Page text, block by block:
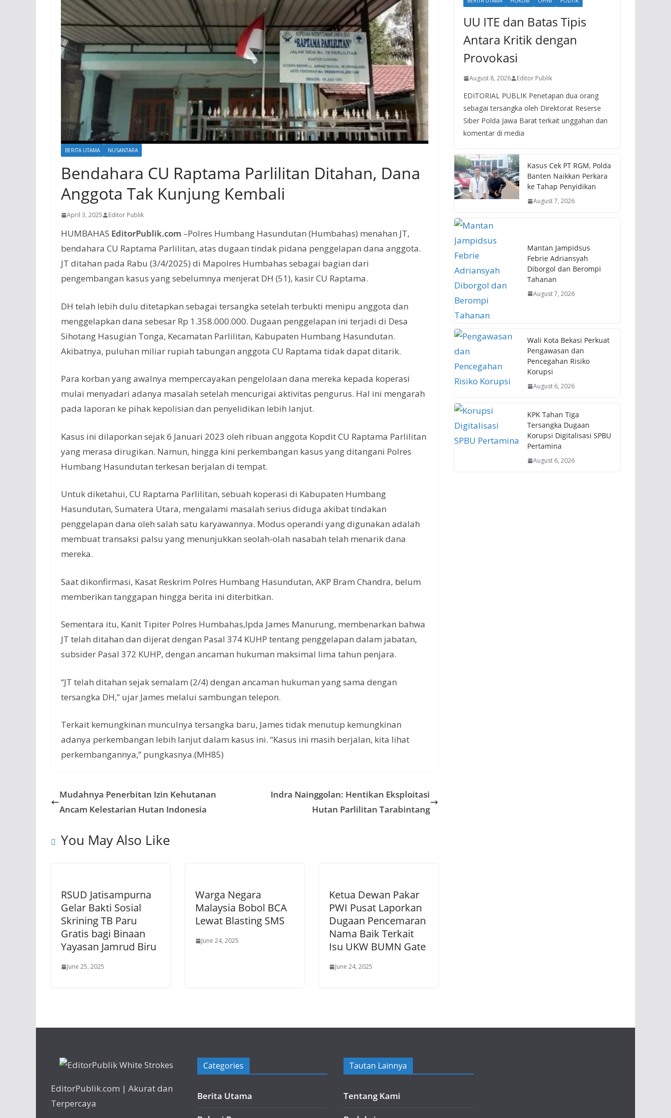
BERITA UTAMA NUSANTARA
Bendahara CU Raptama Parlilitan Ditahan, Dana
Anggota Tak Kunjung Kembali
April 3, 2025 Editor Publik
HUMBAHAS EditorPublik.com –Polres Humbang Hasundutan (Humbahas) menahan JT,
bendahara CU Raptama Parlilitan, atas dugaan tindak pidana penggelapan dana anggota.
JT ditahan pada Rabu (3/4/2025) di Mapolres Humbahas sebagai bagian dari
pengembangan kasus yang sebelumnya menjerat DH (51), kasir CU Raptama.
DH telah lebih dulu ditetapkan sebagai tersangka setelah terbukti menipu anggota dan
menggelapkan dana sebesar Rp 1.358.000.000. Dugaan penggelapan ini terjadi di Desa
Sihotang Hasugian Tonga, Kecamatan Parlilitan, Kabupaten Humbang Hasundutan.
Akibatnya, puluhan miliar rupiah tabungan anggota CU Raptama tidak dapat ditarik.
Para korban yang awalnya mempercayakan pengelolaan dana mereka kepada koperasi
mulai menyadari adanya masalah setelah mencurigai aktivitas pengurus. Hal ini mengarah
pada laporan ke pihak kepolisian dan penyelidikan lebih lanjut.
Kasus ini dilaporkan sejak 6 Januari 2023 oleh ribuan anggota Kopdit CU Raptama Parlilitan
yang merasa dirugikan. Namun, hingga kini perkembangan kasus yang ditangani Polres
Humbang Hasundutan terkesan berjalan di tempat.
Untuk diketahui, ​CU Raptama Parlilitan, sebuah koperasi di Kabupaten Humbang
Hasundutan, Sumatera Utara, mengalami masalah serius diduga akibat tindakan
penggelapan dana oleh salah satu karyawannya. Modus operandi yang digunakan adalah
membuat transaksi palsu yang menunjukkan seolah-olah nasabah telah menarik dana
mereka.
Saat dikonfirmasi, Kasat Reskrim Polres Humbang Hasundutan, AKP Bram Chandra, belum
memberikan tanggapan hingga berita ini diterbitkan.
Sementara itu, Kanit Tipiter Polres Humbahas,Ipda James Manurung, membenarkan bahwa
JT telah ditahan dan dijerat dengan Pasal 374 KUHP tentang penggelapan dalam jabatan,
subsider Pasal 372 KUHP, dengan ancaman hukuman maksimal lima tahun penjara.
“JT telah ditahan sejak semalam (2/4) dengan ancaman hukuman yang sama dengan
tersangka DH,” ujar James melalui sambungan telepon.
Terkait kemungkinan munculnya tersangka baru, James tidak menutup kemungkinan
adanya perkembangan lebih lanjut dalam kasus ini. “Kasus ini masih berjalan, kita lihat
perkembangannya,” pungkasnya.(MH85)
Mudahnya Penerbitan Izin Kehutanan
Ancam Kelestarian Hutan Indonesia
Indra Nainggolan: Hentikan Eksploitasi
Hutan Parlilitan Tarabintang
You May Also Like
RSUD Jatisampurna
Gelar Bakti Sosial
Skrining TB Paru
Gratis bagi Binaan
Yayasan Jamrud Biru
June 25, 2025
Warga Negara
Malaysia Bobol BCA
Lewat Blasting SMS
June 24, 2025
Ketua Dewan Pakar
PWI Pusat Laporkan
Dugaan Pencemaran
Nama Baik Terkait
Isu UKW BUMN Gate
June 24, 2025
UU ITE dan Batas Tipis
Antara Kritik dengan
Provokasi
August 8, 2026 Editor Publik
EDITORIAL PUBLIK Penetapan dua orang
sebagai tersangka oleh Direktorat Reserse
Siber Polda Jawa Barat terkait unggahan dan
komentar di media
Kasus Cek PT RGM, Polda
Banten Naikkan Perkara
ke Tahap Penyidikan
August 7, 2026
Mantan Jampidsus
Febrie Adriansyah
Diborgol dan Berompi
Tahanan
August 7, 2026
Wali Kota Bekasi Perkuat
Pengawasan dan
Pencegahan Risiko
Korupsi
August 6, 2026
KPK Tahan Tiga
Tersangka Dugaan
Korupsi Digitalisasi SPBU
Pertamina
August 6, 2026
EditorPublik.com | Akurat dan
Terpercaya
Categories
Berita Utama
Tautan Lainnya
Tentang Kami